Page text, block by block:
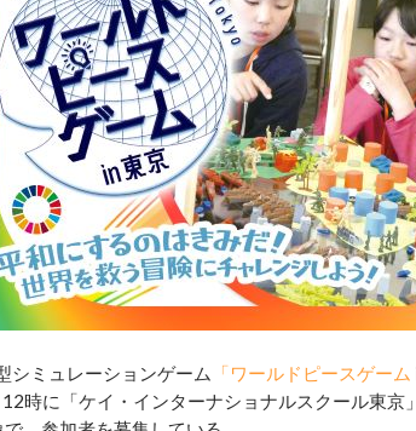
シミュレーションゲーム 「ワールドピースゲーム
時に「ケイ・インターナショナルスクール東